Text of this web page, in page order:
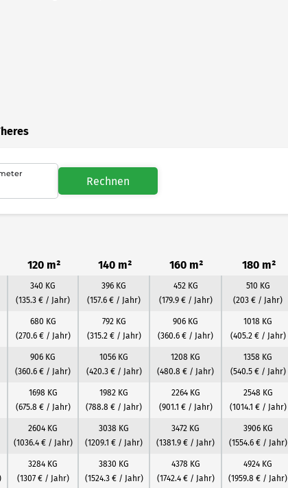
Rechnen
120 m² 140 m² 160 m² 180 m²
340 KG
(135.3 € / Jahr)
396 KG
(157.6 € / Jahr)
452 KG
(179.9 € / Jahr)
510 KG
(203 € / Jahr)
680 KG
(270.6 € / Jahr)
792 KG
(315.2 € / Jahr)
906 KG
(360.6 € / Jahr)
1018 KG
(405.2 € / Jahr)
906 KG
(360.6 € / Jahr)
1056 KG
(420.3 € / Jahr)
1208 KG
(480.8 € / Jahr)
1358 KG
(540.5 € / Jahr)
1698 KG
(675.8 € / Jahr)
1982 KG
(788.8 € / Jahr)
2264 KG
(901.1 € / Jahr)
2548 KG
(1014.1 € / Jahr)
2604 KG
(1036.4 € / Jahr)
3038 KG
(1209.1 € / Jahr)
3472 KG
(1381.9 € / Jahr)
3906 KG
(1554.6 € / Jahr)
3284 KG
(1307 € / Jahr)
3830 KG
(1524.3 € / Jahr)
4378 KG
(1742.4 € / Jahr)
4924 KG
(1959.8 € / Jahr)